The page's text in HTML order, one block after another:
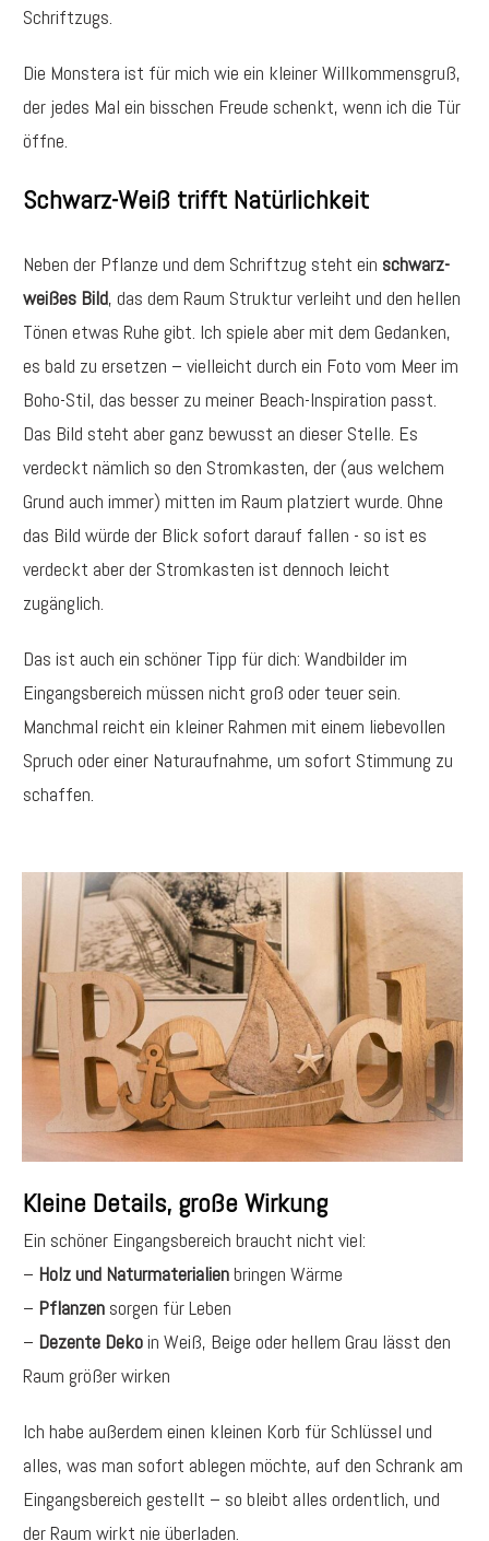
Schriftzugs.
Die Monstera ist für mich wie ein kleiner Willkommensgruß,
der jedes Mal ein bisschen Freude schenkt, wenn ich die Tür
öffne.
Schwarz-Weiß trifft Natürlichkeit
Neben der Pflanze und dem Schriftzug steht ein schwarz-
weißes Bild, das dem Raum Struktur verleiht und den hellen
Tönen etwas Ruhe gibt. Ich spiele aber mit dem Gedanken,
es bald zu ersetzen – vielleicht durch ein Foto vom Meerim
Boho-Stil, das besser zu meiner Beach-Inspiration passt.
Das Bild steht aber ganz bewusst an dieser Stelle. Es
verdeckt nämlich so den Stromkasten, der (aus welchem
Grund auch immer) mitten im Raum platziert wurde. Ohne
das Bild würde der Blick sofort darauf fallen - so ist es
verdeckt aber der Stromkasten ist dennoch leicht
zugänglich.
Das ist auch ein schöner Tipp für dich: Wandbilder im
Eingangsbereich müssen nicht groß oder teuer sein.
Manchmal reicht ein kleiner Rahmen mit einem liebevollen
Spruch oder einer Naturaufnahme, um sofort Stimmung zu
schaffen.
Kleine Details, große Wirkung
Ein schöner Eingangsbereich braucht nicht viel:
– Holz und Naturmaterialienbringen Wärme
– Pflanzen sorgen für Leben
– Dezente Dekoin Weiß, Beige oder hellem Grau lässt den
Raum größer wirken
Ich habe außerdem einen kleinen Korb für Schlüssel und
alles, was man sofort ablegen möchte, auf den Schrank am
Eingangsbereich gestellt – so bleibt alles ordentlich, und
der Raum wirkt nie überladen.